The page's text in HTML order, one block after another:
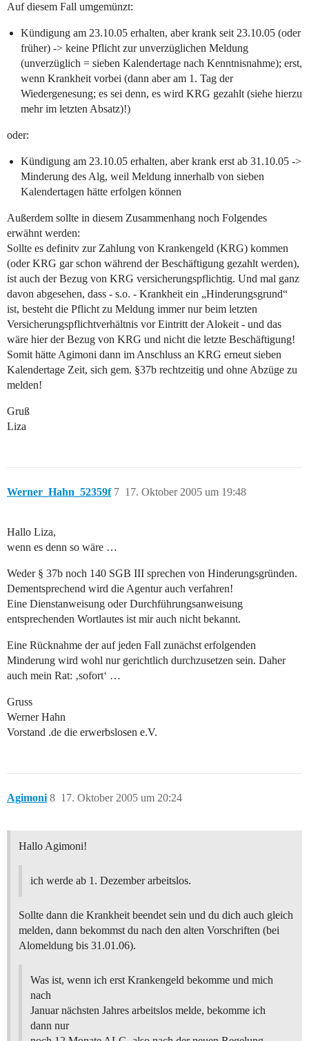
Auf diesem Fall umgemünzt:
Kündigung am 23.10.05 erhalten, aber krank seit 23.10.05 (oder
früher) -> keine Pflicht zur unverzüglichen Meldung
(unverzüglich = sieben Kalendertage nach Kenntnisnahme); erst,
wenn Krankheit vorbei (dann aber am 1. Tag der
Wiedergenesung; es sei denn, es wird KRG gezahlt (siehe hierzu
mehr im letzten Absatz)!)
oder:
Kündigung am 23.10.05 erhalten, aber krank erst ab 31.10.05 ->
Minderung des Alg, weil Meldung innerhalb von sieben
Kalendertagen hätte erfolgen können
Außerdem sollte in diesem Zusammenhang noch Folgendes
erwähnt werden:
Sollte es definitv zur Zahlung von Krankengeld (KRG) kommen
(oder KRG gar schon während der Beschäftigung gezahlt werden),
ist auch der Bezug von KRG versicherungspflichtig. Und mal ganz
davon abgesehen, dass - s.o. - Krankheit ein „Hinderungsgrund“
ist, besteht die Pflicht zu Meldung immer nur beim letzten
Versicherungspflichtverhältnis vor Eintritt der Alokeit - und das
wäre hier der Bezug von KRG und nicht die letzte Beschäftigung!
Somit hätte Agimoni dann im Anschluss an KRG erneut sieben
Kalendertage Zeit, sich gem. §37b rechtzeitig und ohne Abzüge zu
melden!
Gruß
Liza
Werner_Hahn_52359f 17. Oktober 2005 um 19:48
7
Hallo Liza,
wenn es denn so wäre …
Weder § 37b noch 140 SGB III sprechen von Hinderungsgründen.
Dementsprechend wird die Agentur auch verfahren!
Eine Dienstanweisung oder Durchführungsanweisung
entsprechenden Wortlautes ist mir auch nicht bekannt.
Eine Rücknahme der auf jeden Fall zunächst erfolgenden
Minderung wird wohl nur gerichtlich durchzusetzen sein. Daher
auch mein Rat: ‚sofort‘ …
Gruss
Werner Hahn
Vorstand .de die erwerbslosen e.V.
Agimoni 17. Oktober 2005 um 20:24
8
Hallo Agimoni!
ich werde ab 1. Dezember arbeitslos.
Sollte dann die Krankheit beendet sein und du dich auch gleich
melden, dann bekommst du nach den alten Vorschriften (bei
Alomeldung bis 31.01.06).
Was ist, wenn ich erst Krankengeld bekomme und mich
nach
Januar nächsten Jahres arbeitslos melde, bekomme ich
dann nur